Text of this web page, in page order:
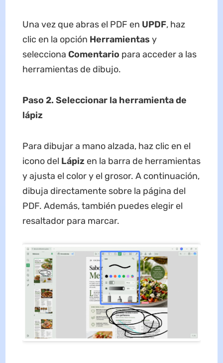
Una vez que abras el PDF en UPDF, haz
clic en la opción Herramientas y
selecciona Comentario para acceder a las
herramientas de dibujo.
Paso 2. Seleccionar la herramienta de
lápiz
Para dibujar a mano alzada, haz clic en el
icono del Lápiz en la barra de herramientas
y ajusta el color y el grosor. A continuación,
dibuja directamente sobre la página del
PDF. Además, también puedes elegir el
resaltador para marcar.